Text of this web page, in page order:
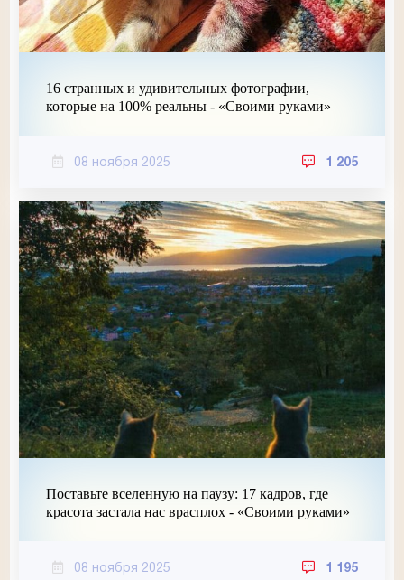
16 странных и удивительных фотографии,
которые на 100% реальны - «Своими руками»
08 ноября 2025 1 205
Поставьте вселенную на паузу: 17 кадров, где
красота застала нас врасплох - «Своими руками»
08 ноября 2025 1 195